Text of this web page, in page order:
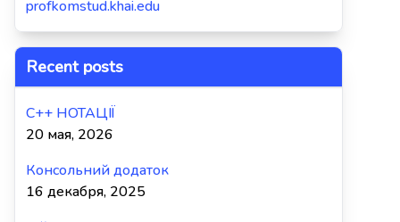
profkomstud.khai.edu
Recent posts
C++ НОТАЦІЇ
20 мая, 2026
Консольний додаток
16 декабря, 2025